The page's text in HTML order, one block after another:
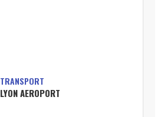
TRANSPORT
LYON AEROPORT